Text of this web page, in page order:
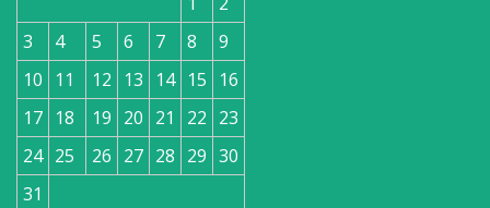
3
4 5 6 7 8
9
10
11 12 13 14 15
16
17 18 19 20 21 22 23
24 25 26 27 28 29 30
31